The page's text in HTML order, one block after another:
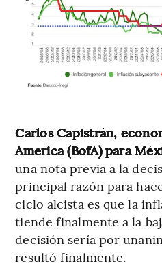
Carlos Capistrán,
America (BofA) para
una nota previa a la
principal razón para
ciclo alcista es que la
tiende finalmente a la
decisión sería por
resultó finalmente.